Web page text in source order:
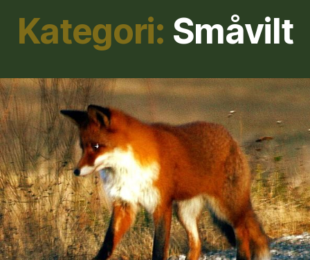
Kategori: Småvilt